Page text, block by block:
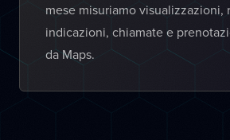
mese misuriamo visualizzazioni,
indicazioni, chiamate e
da Maps.